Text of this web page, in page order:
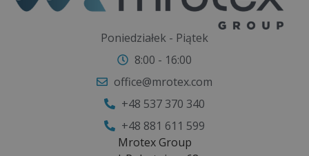
Poniedziałek - Piątek
8:00 - 16:00
office@mrotex.com
+48 537 370 340
+48 881 611 599
Mrotex Group